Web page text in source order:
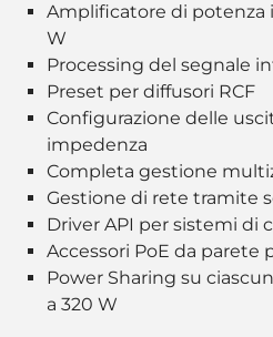
Amplificatore di potenza
W
Processing del segnale
Preset per diffusori RCF
Configurazione delle
impedenza
Completa gestione
Gestione di rete tramite
Driver API per sistemi di
Accessori PoE da
Power Sharing su
a 320 W